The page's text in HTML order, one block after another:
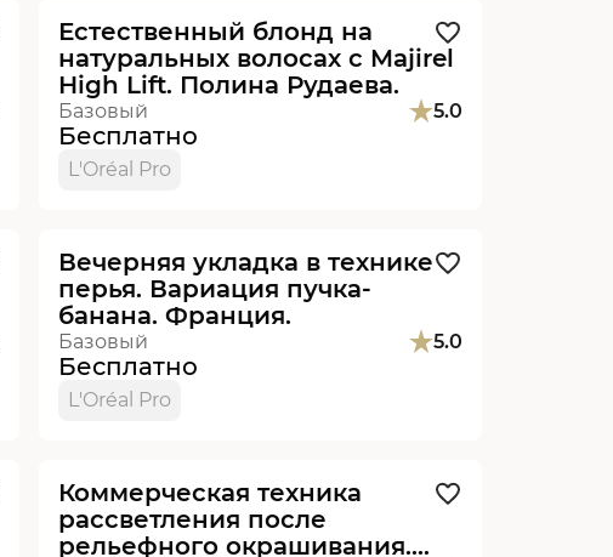
Естественный блонд на
натуральных волосах с Majirel
High Lift. Полина Рудаева.
Базовый 5.0
Бесплатно
L'Oréal Pro
Вечерняя укладка в технике
перья. Вариация пучка-
банана. Франция.
Базовый 5.0
Бесплатно
L'Oréal Pro
Коммерческая техника
рассветления после
рельефного окрашивания.